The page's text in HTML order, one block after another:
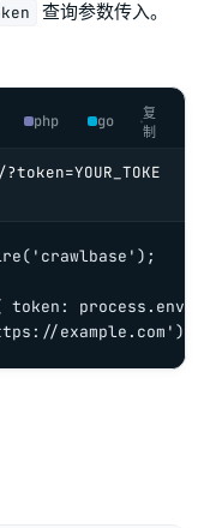
查询参数传入。
php go
复
制
example.com');